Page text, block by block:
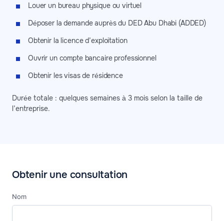
Louer un bureau physique ou virtuel
Déposer la demande auprès du DED Abu Dhabi (ADDED)
Obtenir la licence d’exploitation
Ouvrir un compte bancaire professionnel
Obtenir les visas de résidence
Durée totale : quelques semaines à 3 mois selon la taille de
l’entreprise.
Obtenir une consultation
Nom